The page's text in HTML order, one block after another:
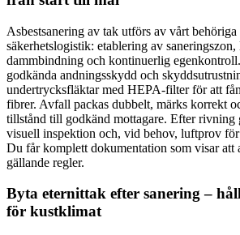
Asbestsanering av tak utförs av vårt
säkerhetslogistik: etablering av saneringszon,
dammbindning och kontinuerlig
godkända andningsskydd och
undertrycksfläktar med HEPA-filter för att
fibrer. Avfall packas dubbelt, märks korrekt
tillstånd till godkänd mottagare. Efter rivning
visuell inspektion och, vid behov, luftprov
Du får komplett dokumentation som visar att
gällande regler.
Byta eternittak efter sanering –
för kustklimat